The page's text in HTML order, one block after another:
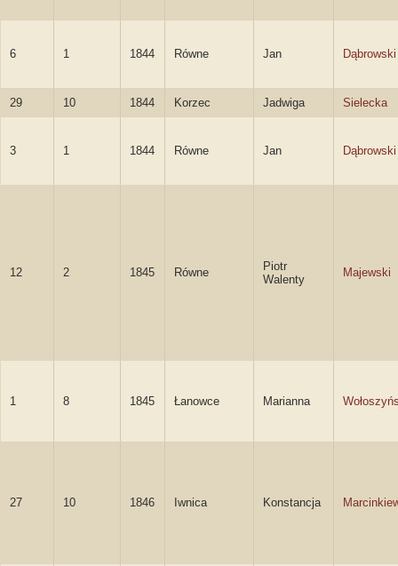
6 1 1844 Równe Jan Dąbrowski
29 10 1844 Korzec Jadwiga Sielecka
3 1 1844 Równe Jan Dąbrowski
12 2 1845 Równe
Piotr
Walenty
Majewski
1 8 1845 Łanowce Marianna
27 10 1846 Iwnica Konstancja